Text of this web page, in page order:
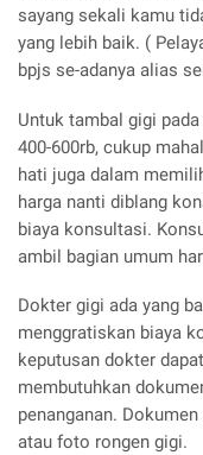
sayang sekali kamu
yang lebih baik. (
bpjs se-adanya alias
Untuk tambal gigi
400-600rb, cukup
hati juga dalam
harga nanti diblang
biaya konsultasi.
ambil bagian umum
Dokter gigi ada yang
menggratiskan biaya
keputusan dokter
membutuhkan
penanganan.
atau foto rongen gigi.